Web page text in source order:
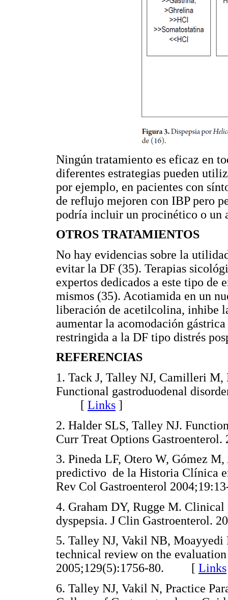
Ningún tratamiento es eficaz en
diferentes estrategias pueden
por ejemplo, en pacientes con
de reflujo mejoren con IBP pero
podría incluir un procinético o
OTROS TRATAMIENTOS
No hay evidencias sobre la
evitar la DF (35). Terapias
expertos dedicados a este tipo de
mismos (35). Acotiamida en un
liberación de acetilcolina, inhibe
aumentar la acomodación
restringida a la DF tipo distrés
REFERENCIAS
1. Tack J, Talley NJ, Camilleri M,
Functional gastroduodenal
[ Links ]
2. Halder SLS, Talley NJ.
Curr Treat Options
3. Pineda LF, Otero W, Gómez
predictivo de la Historia Clínica
Rev Col Gastroenterol
4. Graham DY, Rugge M.
dyspepsia. J Clin
5. Talley NJ, Vakil NB, Moayyedi
technical review on the
2005;129(5):1756-80. [ Links
6. Talley NJ, Vakil N, Practice